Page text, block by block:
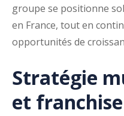
groupe se positionne
en France, tout en
opportunités de
Stratégie
et franchise